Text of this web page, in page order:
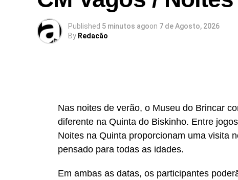
Source link
Published 5 minutos agoon 7 de Agosto, 2026
By Redacão
Nas noites de verão, o Museu do Brincar
diferente na Quinta do Biskinho. Entre
Noites na Quinta proporcionam uma visita
pensado para todas as idades.
Em ambas as datas, os participantes